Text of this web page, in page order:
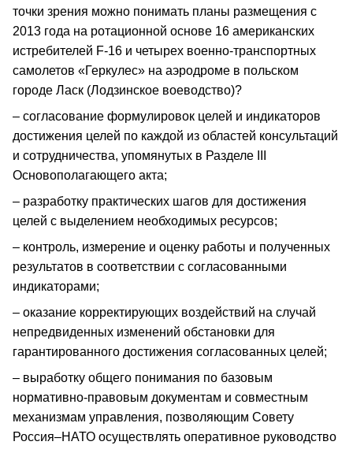
точки зрения можно понимать планы размещения с
2013 года на ротационной основе 16 американских
истребителей F-16 и четырех военно-транспортных
самолетов «Геркулес» на аэродроме в польском
городе Ласк (Лодзинское воеводство)?
– согласование формулировок целей и индикаторов
достижения целей по каждой из областей консультаций
и сотрудничества, упомянутых в Разделе III
Основополагающего акта;
– разработку практических шагов для достижения
целей с выделением необходимых ресурсов;
– контроль, измерение и оценку работы и полученных
результатов в соответствии с согласованными
индикаторами;
– оказание корректирующих воздействий на случай
непредвиденных изменений обстановки для
гарантированного достижения согласованных целей;
– выработку общего понимания по базовым
нормативно-правовым документам и совместным
механизмам управления, позволяющим Совету
Россия–НАТО осуществлять оперативное руководство